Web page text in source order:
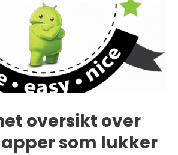
oversikt over
som lukker